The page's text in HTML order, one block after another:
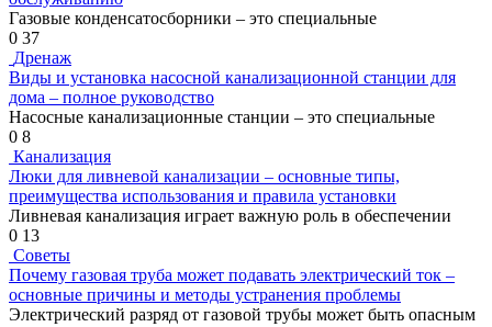
Газовые конденсатосборники – это специальные
0 37
Дренаж
Виды и установка насосной канализационной станции для
дома – полное руководство
Насосные канализационные станции – это специальные
0 8
Канализация
Люки для ливневой канализации – основные типы,
преимущества использования и правила установки
Ливневая канализация играет важную роль в обеспечении
0 13
Советы
Почему газовая труба может подавать электрический ток –
основные причины и методы устранения проблемы
Электрический разряд от газовой трубы может быть опасным